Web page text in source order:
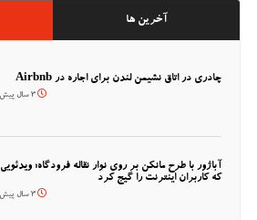
آخرین ها
چادری در اتاق نشیمن لندن برای اجاره در Airbnb
3 سال پیش
آباژور با طرح مانکن بر روی نوار نقاله فرودگاه؛ ویدئویی
که کاربران اینترنت را گیج کرد
3 سال پیش